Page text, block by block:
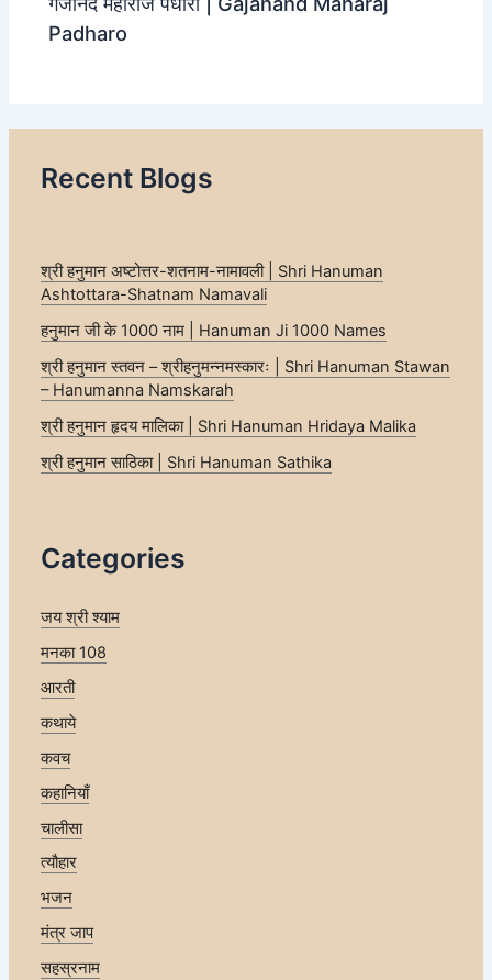
Padharo
Recent Blogs
श्री हनुमान अष्टोत्तर-शतनाम-नामावली | Shri Hanuman
Ashtottara-Shatnam Namavali
हनुमान जी के 1000 नाम | Hanuman Ji 1000 Names
श्री हनुमान स्तवन – श्रीहनुमन्नमस्कारः | Shri Hanuman Stawan
– Hanumanna Namskarah
श्री हनुमान हृदय मालिका | Shri Hanuman Hridaya Malika
श्री हनुमान साठिका | Shri Hanuman Sathika
Categories
जय श्री श्याम
मनका 108
आरती
कथाये
कवच
कहानियाँ
चालीसा
त्यौहार
भजन
मंत्र जाप
सहस्रनाम